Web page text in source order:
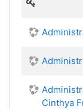
Cinthya